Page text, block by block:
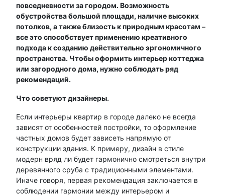
повседневности за городом. Возможность
обустройства большой площади, наличие высоких
потолков, а также близость к природным красотам –
все это способствует применению креативного
подхода к созданию действительно эргономичного
пространства. Чтобы оформить интерьер коттеджа
или загородного дома, нужно соблюдать ряд
рекомендаций.
Что советуют дизайнеры.
Если интерьеры квартир в городе далеко не всегда
зависят от особенностей постройки, то оформление
частных домов будет зависеть напрямую от
конструкции здания. К примеру, дизайн в стиле
модерн вряд ли будет гармонично смотреться внутри
деревянного сруба с традиционными элементами.
Иначе говоря, первая рекомендация заключается в
соблюдении гармонии между интерьером и